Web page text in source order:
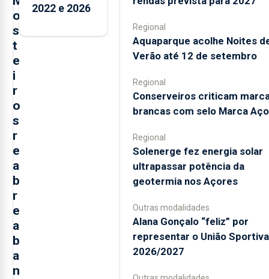
o
s
t
e
i
r
o
s
r
e
a
b
r
e
a
b
a
n
2022 e 2026
Regional
Aquaparque acolhe Noites
Verão até 12 de setembro
Regional
Conserveiros criticam
brancas com selo Marca
Regional
Solenerge fez energia solar
ultrapassar potência da
geotermia nos Açores
Outras modalidades
Alana Gonçalo “feliz” por
representar o União
2026/2027